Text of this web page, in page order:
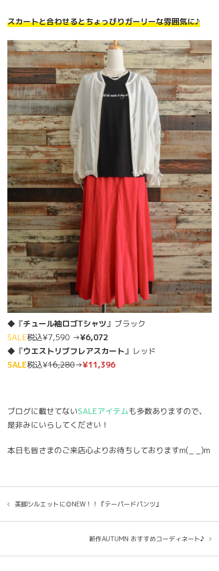
スカートと合わせるとちょっぴりガーリーな雰囲気に♪
◆『チュール袖ロゴTシャツ』ブラック
SALE税込¥7,590 →¥6,072
◆『ウエストリブフレアスカート』レッド
SALE税込¥16,280→¥11,396
ブログに載せてないSALEアイテムも多数ありますので、
是非みにいらしてください！
本日も皆さまのご来店心よりお待ちしておりますm(_ _)m
美脚シルエットに◎NEW！！『テーパードパンツ』
新作AUTUMN おすすめコーディネート♪